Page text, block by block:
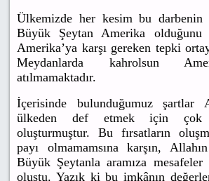
Ülkemizde her kesim bu darbenin
Büyük Şeytan Amerika olduğunu
Amerika’ya karşı gereken tepki
Meydanlarda kahrolsun
atılmamaktadır.
İçerisinde bulunduğumuz şartlar
ülkeden def etmek için çok
oluşturmuştur. Bu fırsatların
payı olmamamsına karşın,
Büyük Şeytanla aramıza mesafeler
oluştu. Yazık ki bu imkânın